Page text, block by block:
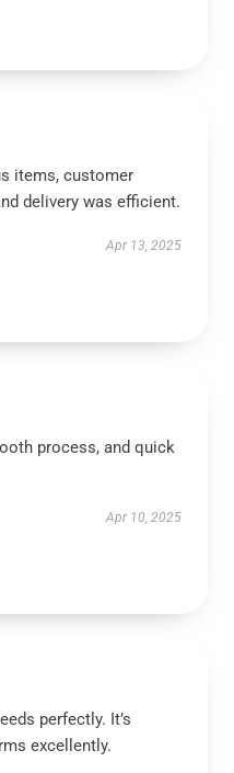
items, customer
delivery was efficient.
Apr 13, 2025
process, and quick
Apr 10, 2025
perfectly. It’s
excellently.